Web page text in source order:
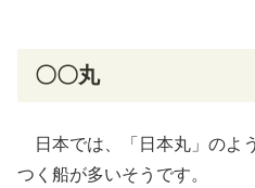
〇〇丸
日本では、「日本丸」のよ
つく船が多いそうです。